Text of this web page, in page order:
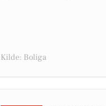
Kilde: Boliga